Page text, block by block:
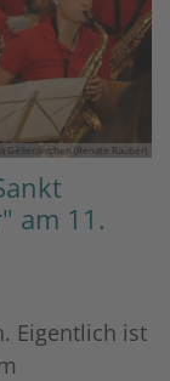
Geilenkirchen (Renate Rauber)
am 11.
Eigentlich ist